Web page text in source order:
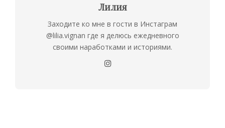
Лилия
Заходите ко мне в гости в Инстаграм
@lilia.vignan где я делюсь ежедневного
своими наработками и историями.